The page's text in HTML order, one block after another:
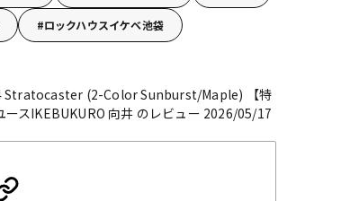
ロックハウスイケベ池袋
Stratocaster (2-Color Sunburst/Maple) 【特
ースIKEBUKURO 向井 のレビュー 2026/05/17